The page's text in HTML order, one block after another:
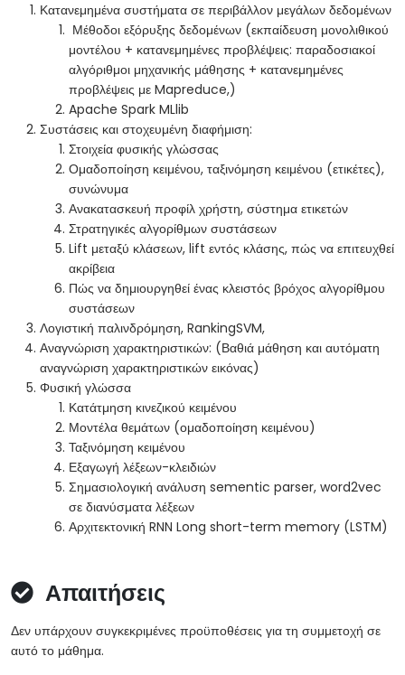
πρωτογενή δεδομένα σε αυτοματοποιημένες δυνατότητες
λήψης αποφάσεων.
Κατανεμημένα συστήματα σε περιβάλλον μεγάλων δεδομένων
Μέθοδοι εξόρυξης δεδομένων (εκπαίδευση μονολιθικού
μοντέλου + κατανεμημένες προβλέψεις: παραδοσιακοί
αλγόριθμοι μηχανικής μάθησης + κατανεμημένες
προβλέψεις με Mapreduce,)
Apache Spark MLlib
Συστάσεις και στοχευμένη διαφήμιση:
Στοιχεία φυσικής γλώσσας
Ομαδοποίηση κειμένου, ταξινόμηση κειμένου (ετικέτες),
συνώνυμα
Ανακατασκευή προφίλ χρήστη, σύστημα ετικετών
Στρατηγικές αλγορίθμων συστάσεων
Lift μεταξύ κλάσεων, lift εντός κλάσης, πώς να επιτευχθεί
ακρίβεια
Πώς να δημιουργηθεί ένας κλειστός βρόχος αλγορίθμου
συστάσεων
Λογιστική παλινδρόμηση, RankingSVM,
Αναγνώριση χαρακτηριστικών: (Βαθιά μάθηση και αυτόματη
αναγνώριση χαρακτηριστικών εικόνας)
Φυσική γλώσσα
Κατάτμηση κινεζικού κειμένου
Μοντέλα θεμάτων (ομαδοποίηση κειμένου)
Ταξινόμηση κειμένου
Εξαγωγή λέξεων-κλειδιών
Σημασιολογική ανάλυση sementic parser, word2vec
σε διανύσματα λέξεων
Αρχιτεκτονική RNN Long short-term memory (LSTM)
Απαιτήσεις
Δεν υπάρχουν συγκεκριμένες προϋποθέσεις για τη συμμετοχή σε
αυτό το μάθημα.